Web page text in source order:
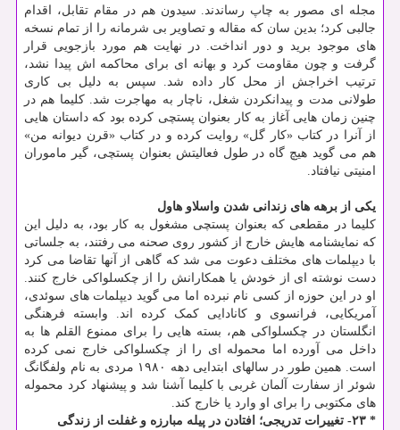
مجله ای مصور به چاپ رساندند. سیدون هم در مقام تقابل، اقدام
جالبی کرد؛ بدین سان که مقاله و تصاویر بی شرمانه را از تمام نسخه
های موجود برید و دور انداخت. در نهایت هم مورد بازجویی قرار
گرفت و چون مقاومت کرد و بهانه ای برای محاکمه اش پیدا نشد،
ترتیب اخراجش از محل کار داده شد. سپس به دلیل بی کاری
طولانی مدت و پیدانکردن شغل، ناچار به مهاجرت شد. کلیما هم در
چنین زمان هایی آغاز به کار بعنوان پستچی کرده بود که داستان هایی
از آنرا در کتاب «کار گل» روایت کرده و در کتاب «قرن دیوانه من»
هم می گوید هیچ گاه در طول فعالیتش بعنوان پستچی، گیر ماموران
امنیتی نیافتاد.
یکی از برهه های زندانی شدن واسلاو هاول
کلیما در مقطعی که بعنوان پستچی مشغول به کار بود، به دلیل این
که نمایشنامه هایش خارج از کشور روی صحنه می رفتند، به جلساتی
با دیپلمات های مختلف دعوت می شد که گاهی از آنها تقاضا می کرد
دست نوشته ای از خودش یا همکارانش را از چکسلواکی خارج کنند.
او در این حوزه از کسی نام نبرده اما می گوید دیپلمات های سوئدی،
آمریکایی، فرانسوی و کانادایی کمک کرده اند. وابسته فرهنگی
انگلستان در چکسلواکی هم، بسته هایی را برای ممنوع القلم ها به
داخل می آورده اما محموله ای را از چکسلواکی خارج نمی کرده
است. همین طور در سالهای ابتدایی دهه ۱۹۸۰ مردی به نام ولفگانگ
شوئر از سفارت آلمان غربی با کلیما آشنا شد و پیشنهاد کرد محموله
های مکتوبی را برای او وارد یا خارج کند.
* ۲۳- تغییرات تدریجی؛ افتادن در پیله مبارزه و غفلت از زندگی